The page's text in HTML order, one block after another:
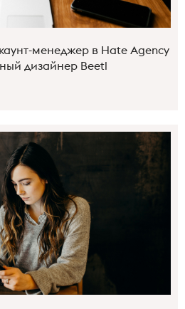
менеджер в Hate Agency
дизайнер Beetl